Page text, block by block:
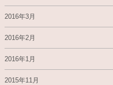
2016年3月
2016年2月
2016年1月
2015年11月